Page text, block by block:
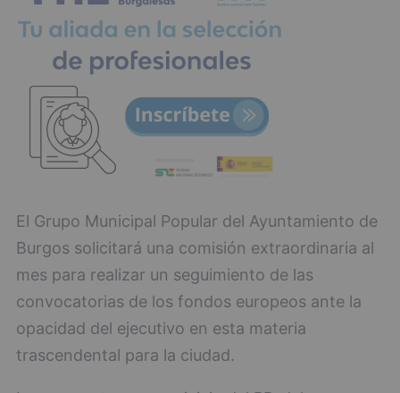
El Grupo Municipal Popular del Ayuntamiento de
Burgos solicitará una comisión extraordinaria al
mes para realizar un seguimiento de las
convocatorias de los fondos europeos ante la
opacidad del ejecutivo en esta materia
trascendental para la ciudad.